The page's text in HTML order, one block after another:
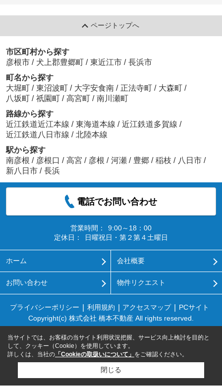
ページトップへ
市区町村から探す
彦根市 / 犬上郡豊郷町 / 東近江市 / 長浜市
町名から探す
大堀町 / 東沼波町 / 大字安食南 / 正法寺町 / 大森町 /
八坂町 / 祇園町 / 高宮町 / 南川瀬町
路線から探す
近江鉄道近江本線 / 東海道本線 / 近江鉄道多賀線 /
近江鉄道八日市線 / 北陸本線
駅から探す
南彦根 / 彦根口 / 高宮 / 彦根 / 河瀬 / 豊郷 / 稲枝 / 八日市 /
新八日市 / 長浜
電話でお問い合わせ
営業時間：
9:00～18：00
定休日：
日曜祝日・第２第４土曜日
ホーム 会社概要
お問い合わせ 物件リクエスト
プライバシーポリシー 利用規約 アクセスマップ
PCサイト
Copyright(c) 株式会社 橋本不動産 All rights reserved.
当サイトでは、お客様の当サイト利用状況把握、サービス向上検討を目的と
して、クッキー（Cookie）を使用しています。
詳しくは、当社の 「Cookieの取扱いについて」 をご確認ください。
閉じる